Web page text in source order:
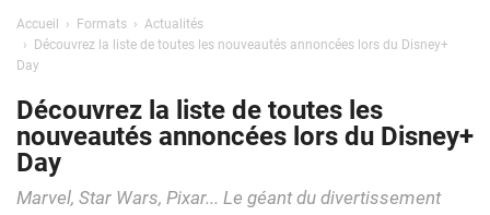
Accueil Formats
Actualités
Découvrez la liste de toutes les nouveautés annoncées lors du Disney+
Day
Découvrez la liste de toutes les
nouveautés annoncées lors du Disney+
Day
Marvel, Star Wars, Pixar... Le géant du divertissement